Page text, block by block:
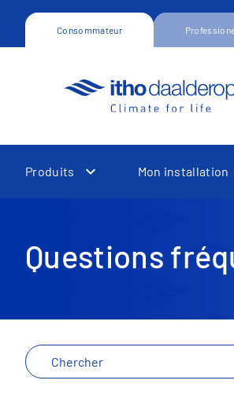
Consommateur
Produits
Toggle Dropdown
Mon installation
Questions